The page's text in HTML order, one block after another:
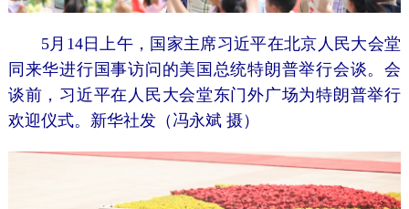
5月14日上午，国家主席习近平在北京人民大会堂
同来华进行国事访问的美国总统特朗普举行会谈。会
谈前，习近平在人民大会堂东门外广场为特朗普举行
欢迎仪式。新华社发（冯永斌 摄）